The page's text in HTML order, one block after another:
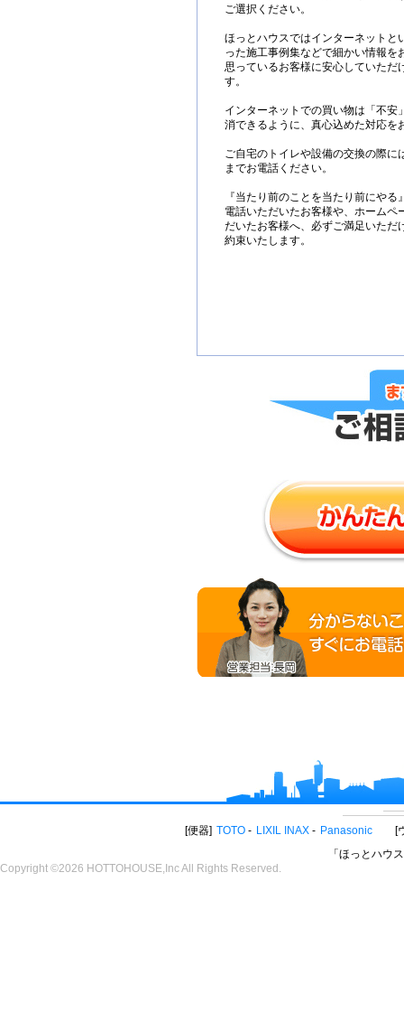
ご選択ください。
ほっとハウスではインターネットと
った施工事例集などで細かい情報を
思っているお客様に安心していただ
す。
インターネットでの買い物は「不安
消できるように、真心込めた対応を
ご自宅のトイレや設備の交換の際に
までお電話ください。
『当たり前のことを当たり前にや
電話いただいたお客様や、ホームペ
だいたお客様へ、必ずご満足いただ
約束いたします。
便器 TOTO LIXIL INAX Panasonic
「ほっとハウ
Copyright ©2026 HOTTOHOUSE,Inc All Rights Reserved.